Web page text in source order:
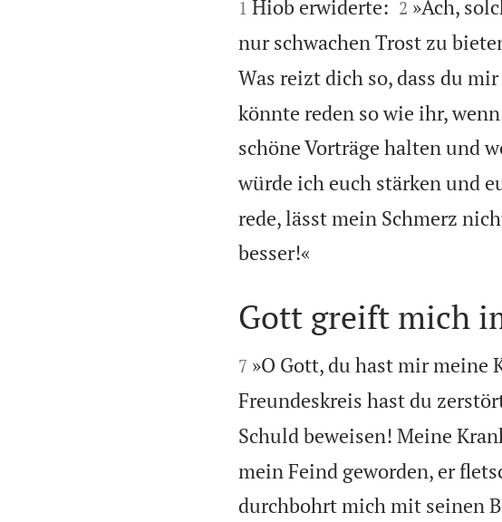

1 Hiob erwiderte:
2 »Ach,
nur schwachen Trost zu
Was reizt dich so, dass du
könnte reden so wie ihr,
schöne Vorträge halten und
würde ich euch stärken und
rede, lässt mein Schmerz
besser!«

Gott greift mich

7 »O Gott, du hast mir meine
Freundeskreis hast du
Schuld beweisen! Meine
mein Feind geworden, er
durchbohrt mich mit seinen